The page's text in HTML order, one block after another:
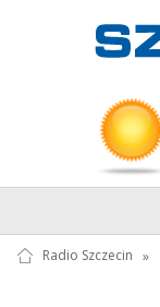
Radio Szczecin »